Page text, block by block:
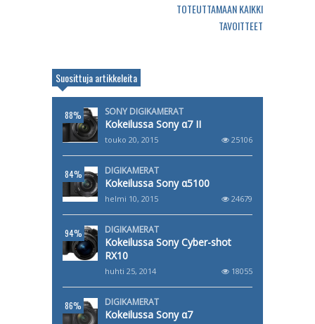
TOTEUTTAMAAN KAIKKI
TAVOITTEET
Suosittuja artikkeleita
88% SONY DIGIKAMERAT
Kokeilussa Sony α7 II
touko 20, 2015 25106
84% DIGIKAMERAT
Kokeilussa Sony α5100
helmi 10, 2015 24679
94% DIGIKAMERAT
Kokeilussa Sony Cyber-shot
RX10
huhti 25, 2014 18055
86% DIGIKAMERAT
Kokeilussa Sony α7